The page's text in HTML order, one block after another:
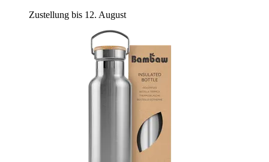
Zustellung bis 12. August